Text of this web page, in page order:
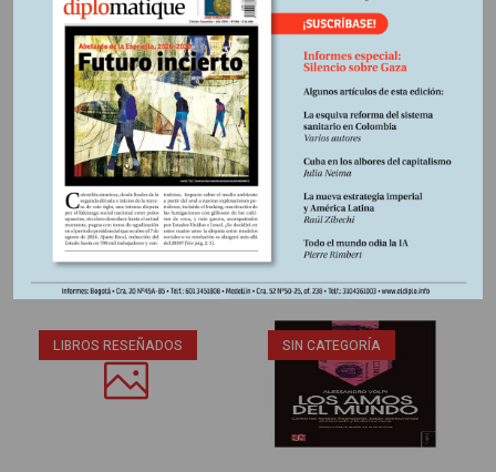
Información adicional
Región:Mundo
Fuente:Periódico Le Monde diplomatique, edición
Colombia Nº266, Junio 2026
Otros Artículos
LIBROS RESEÑADOS SIN CATEGORÍA